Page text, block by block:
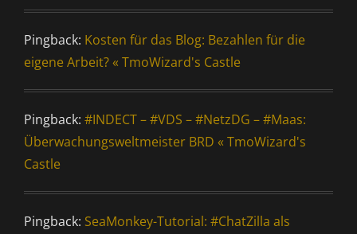
Pingback: Kosten für das Blog: Bezahlen für die
eigene Arbeit? « TmoWizard's Castle
Pingback: #INDECT – #VDS – #NetzDG – #Maas:
Überwachungsweltmeister BRD « TmoWizard's
Castle
Pingback: SeaMonkey-Tutorial: #ChatZilla als